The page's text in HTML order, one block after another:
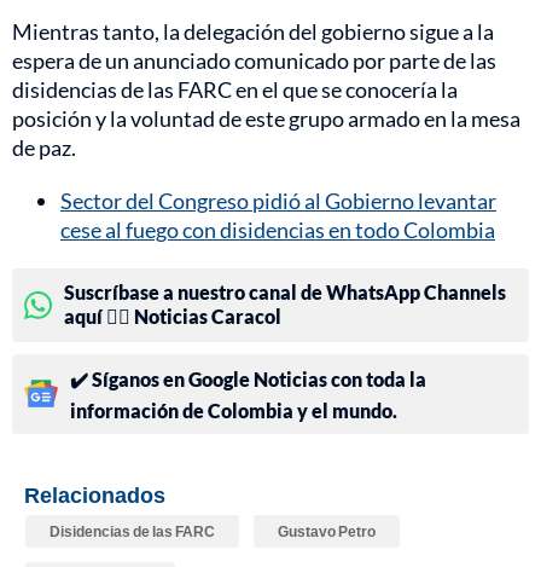
Mientras tanto, la delegación del gobierno sigue a la
espera de un anunciado comunicado por parte de las
disidencias de las FARC en el que se conocería la
posición y la voluntad de este grupo armado en la mesa
de paz.
Sector del Congreso pidió al Gobierno levantar
cese al fuego con disidencias en todo Colombia
Suscríbase a nuestro canal de WhatsApp Channels
aquí 👉🏻 Noticias Caracol
✔️ Síganos en Google Noticias con toda la
información de Colombia y el mundo.
Relacionados
Disidencias de las FARC Gustavo Petro